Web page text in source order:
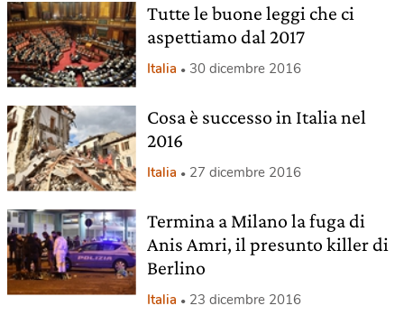
Tutte le buone leggi che ci
aspettiamo dal 2017
Italia 30 dicembre 2016
Cosa è successo in Italia nel
2016
Italia 27 dicembre 2016
Termina a Milano la fuga di
Anis Amri, il presunto killer di
Berlino
Italia 23 dicembre 2016